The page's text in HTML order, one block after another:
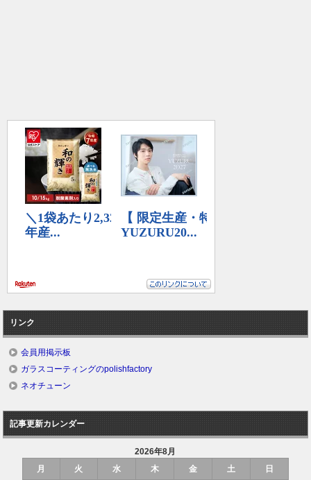
リンク
会員用掲示板
ガラスコーティングのpolishfactory
ネオチューン
記事更新カレンダー
2026年8月
月
火 水 木 金 土 日